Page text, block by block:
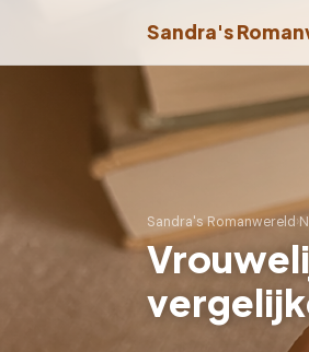
Sandra's
Sandra's Romanwereld›